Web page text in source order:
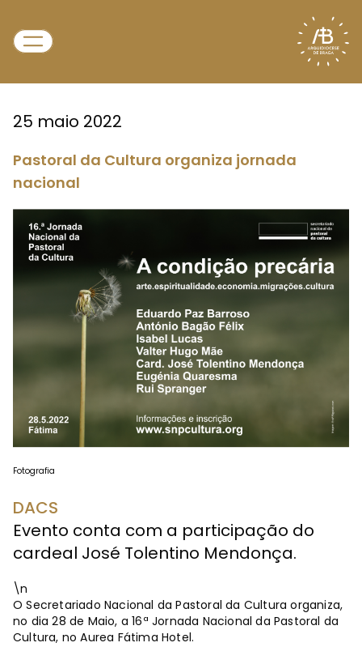
25 maio 2022
Pastoral da Cultura organiza jornada
nacional
Fotografia
DACS
Evento conta com a participação do
cardeal José Tolentino Mendonça.
\n
O Secretariado Nacional da Pastoral da Cultura organiza,
no dia 28 de Maio, a 16ª Jornada Nacional da Pastoral da
Cultura, no Aurea Fátima Hotel.